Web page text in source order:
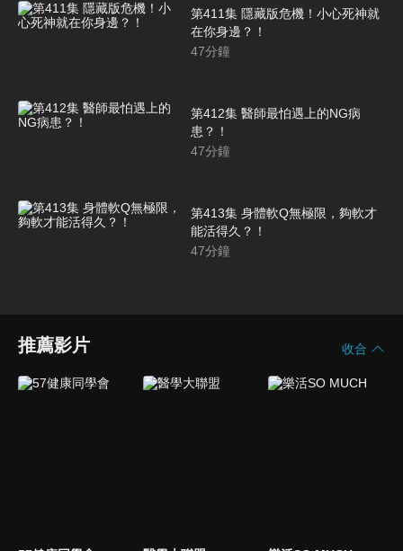
第411集 隱藏版危機！小心死神就
在你身邊？！
47分鐘
第412集 醫師最怕遇上的NG病
患？！
47分鐘
第413集 身體軟Q無極限，夠軟才
能活得久？！
47分鐘
推薦影片 收合